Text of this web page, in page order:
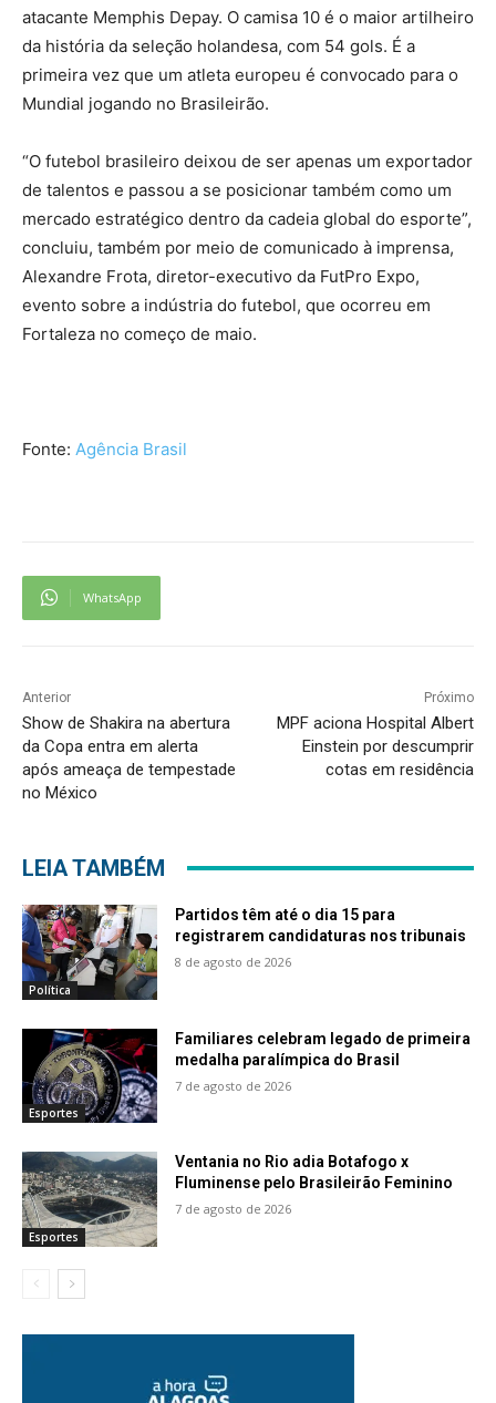
atacante Memphis Depay. O camisa 10 é o maior artilheiro
da história da seleção holandesa, com 54 gols. É a
primeira vez que um atleta europeu é convocado para o
Mundial jogando no Brasileirão.
“O futebol brasileiro deixou de ser apenas um exportador
de talentos e passou a se posicionar também como um
mercado estratégico dentro da cadeia global do esporte”,
concluiu, também por meio de comunicado à imprensa,
Alexandre Frota, diretor-executivo da FutPro Expo,
evento sobre a indústria do futebol, que ocorreu em
Fortaleza no começo de maio.
Fonte: Agência Brasil
WhatsApp
Anterior
Show de Shakira na abertura
da Copa entra em alerta
após ameaça de tempestade
no México
Próximo
MPF aciona Hospital Albert
Einstein por descumprir
cotas em residência
LEIA TAMBÉM
Política
Partidos têm até o dia 15 para
registrarem candidaturas nos tribunais
8 de agosto de 2026
Esportes
Familiares celebram legado de primeira
medalha paralímpica do Brasil
7 de agosto de 2026
Esportes
Ventania no Rio adia Botafogo x
Fluminense pelo Brasileirão Feminino
7 de agosto de 2026